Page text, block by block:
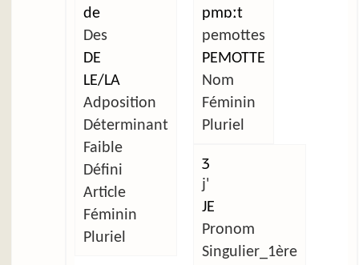
de
Des
DE
LE/LA
Adposition
Déterminant
Faible
Défini
Article
Féminin
Pluriel
pmɒːt
pemottes
PEMOTTE
Nom
Féminin
Pluriel
ʒ
j'
JE
Pronom
Singulier_1ère